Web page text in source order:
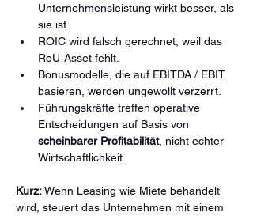
Unternehmensleistung wirkt besser, als
sie ist.
ROIC wird falsch gerechnet, weil das
RoU‑Asset fehlt.
Bonusmodelle, die auf EBITDA / EBIT
basieren, werden ungewollt verzerrt.
Führungskräfte treffen operative
Entscheidungen auf Basis von
scheinbarer Profitabilität, nicht echter
Wirtschaftlichkeit.
Kurz: Wenn Leasing wie Miete behandelt
wird, steuert das Unternehmen mit einem